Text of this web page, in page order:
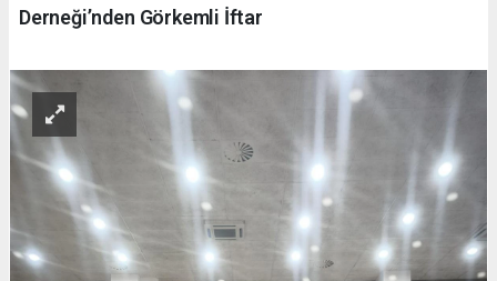
Derneği’nden Görkemli İftar